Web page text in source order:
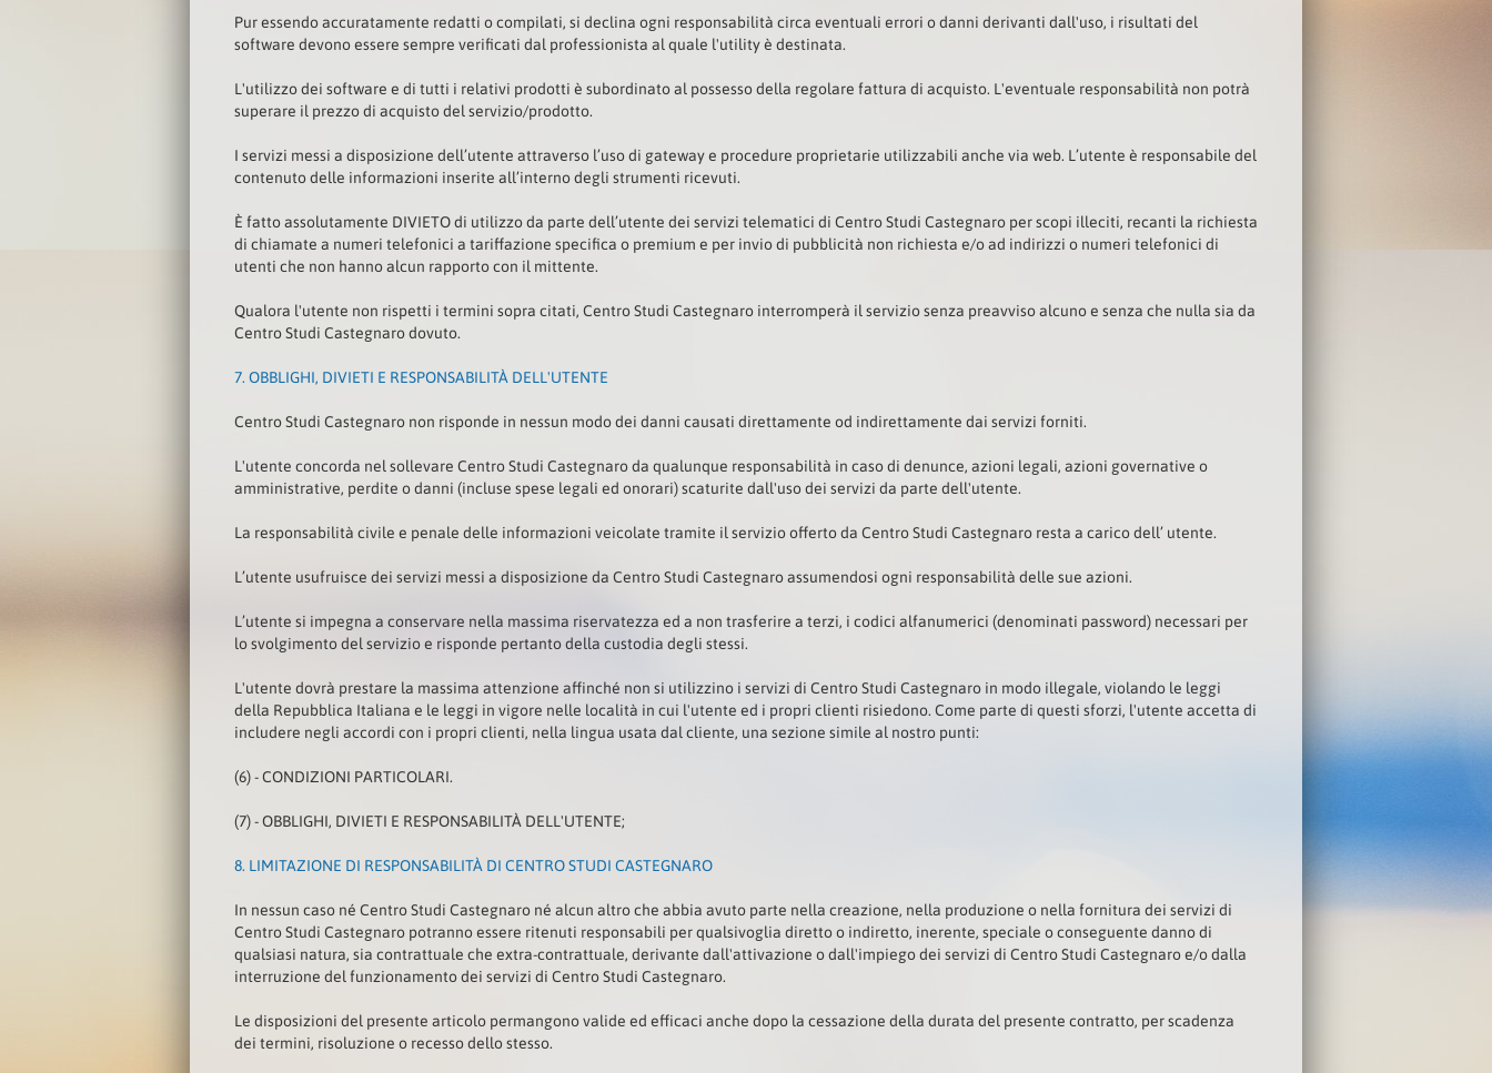
Pur essendo accuratamente redatti o compilati, si declina ogni responsabilità circa eventuali errori o danni derivanti dall'uso, i risultati del
software devono essere sempre verificati dal professionista al quale l'utility è destinata.
L'utilizzo dei software e di tutti i relativi prodotti è subordinato al possesso della regolare fattura di acquisto. L'eventuale responsabilità non potrà
superare il prezzo di acquisto del servizio/prodotto.
I servizi messi a disposizione dell’utente attraverso l’uso di gateway e procedure proprietarie utilizzabili anche via web. L’utente è responsabile del
contenuto delle informazioni inserite all’interno degli strumenti ricevuti.
È fatto assolutamente DIVIETO di utilizzo da parte dell’utente dei servizi telematici di Centro Studi Castegnaro per scopi illeciti, recanti la richiesta
di chiamate a numeri telefonici a tariffazione specifica o premium e per invio di pubblicità non richiesta e/o ad indirizzi o numeri telefonici di
utenti che non hanno alcun rapporto con il mittente.
Qualora l'utente non rispetti i termini sopra citati, Centro Studi Castegnaro interromperà il servizio senza preavviso alcuno e senza che nulla sia da
Centro Studi Castegnaro dovuto.
7. OBBLIGHI, DIVIETI E RESPONSABILITÀ DELL'UTENTE
Centro Studi Castegnaro non risponde in nessun modo dei danni causati direttamente od indirettamente dai servizi forniti.
L'utente concorda nel sollevare Centro Studi Castegnaro da qualunque responsabilità in caso di denunce, azioni legali, azioni governative o
amministrative, perdite o danni (incluse spese legali ed onorari) scaturite dall'uso dei servizi da parte dell'utente.
La responsabilità civile e penale delle informazioni veicolate tramite il servizio offerto da Centro Studi Castegnaro resta a carico dell’ utente.
L’utente usufruisce dei servizi messi a disposizione da Centro Studi Castegnaro assumendosi ogni responsabilità delle sue azioni.
L’utente si impegna a conservare nella massima riservatezza ed a non trasferire a terzi, i codici alfanumerici (denominati password) necessari per
lo svolgimento del servizio e risponde pertanto della custodia degli stessi.
L'utente dovrà prestare la massima attenzione affinché non si utilizzino i servizi di Centro Studi Castegnaro in modo illegale, violando le leggi
della Repubblica Italiana e le leggi in vigore nelle località in cui l'utente ed i propri clienti risiedono. Come parte di questi sforzi, l'utente accetta di
includere negli accordi con i propri clienti, nella lingua usata dal cliente, una sezione simile al nostro punti:
(6) - CONDIZIONI PARTICOLARI.
(7) - OBBLIGHI, DIVIETI E RESPONSABILITÀ DELL'UTENTE;
8. LIMITAZIONE DI RESPONSABILITÀ DI CENTRO STUDI CASTEGNARO
In nessun caso né Centro Studi Castegnaro né alcun altro che abbia avuto parte nella creazione, nella produzione o nella fornitura dei servizi di
Centro Studi Castegnaro potranno essere ritenuti responsabili per qualsivoglia diretto o indiretto, inerente, speciale o conseguente danno di
qualsiasi natura, sia contrattuale che extra-contrattuale, derivante dall'attivazione o dall'impiego dei servizi di Centro Studi Castegnaro e/o dalla
interruzione del funzionamento dei servizi di Centro Studi Castegnaro.
Le disposizioni del presente articolo permangono valide ed efficaci anche dopo la cessazione della durata del presente contratto, per scadenza
dei termini, risoluzione o recesso dello stesso.